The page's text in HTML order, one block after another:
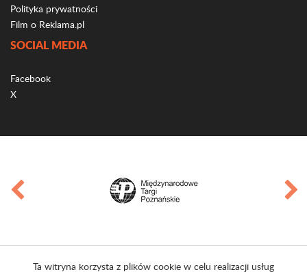
Polityka prywatności
Film o Reklama.pl
SOCIAL MEDIA
Facebook
X
Ta witryna korzysta z plików cookie w celu realizacji usług